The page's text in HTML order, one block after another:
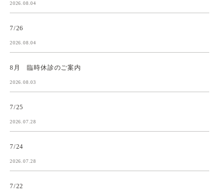
2026.08.04
7/26
2026.08.04
8月 臨時休診のご案内
2026.08.03
7/25
2026.07.28
7/24
2026.07.28
7/22